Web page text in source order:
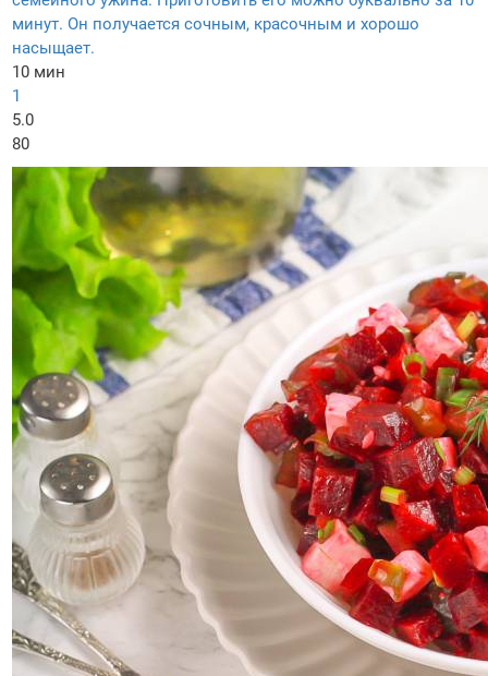
минут. Он получается сочным, красочным и хорошо
насыщает.
10 мин
1
5.0
80